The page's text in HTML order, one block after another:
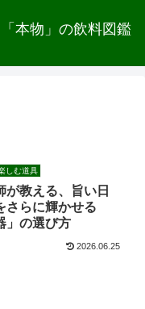
本物」の飲料図鑑
しむ道具
が教える、旨い日
さらに輝かせる
」の選び方
2026.06.25